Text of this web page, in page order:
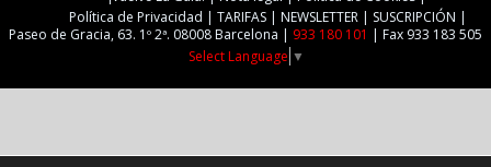
Política de Privacidad
TARIFAS NEWSLETTER
SUSCRIPCIÓN
Paseo de Gracia, 63. 1º 2ª. 08008 Barcelona | 933 180 101 | Fax 933 183 505
Select Language ▼